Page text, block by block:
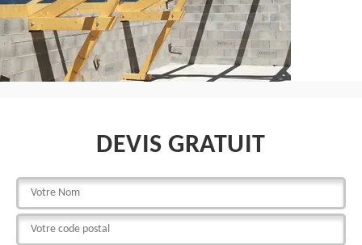
DEVIS GRATUIT